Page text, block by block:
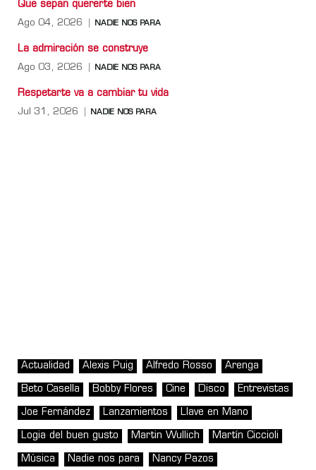
Que sepan quererte bien
Ago 04, 2026 NADIE NOS PARA
La admiración se construye
Ago 03, 2026 NADIE NOS PARA
Respetarte va a cambiar tu vida
Jul 31, 2026 NADIE NOS PARA
Actualidad Alexis Puig Alfredo Rosso Arenga
Beto Casella Bobby Flores Cine Disco Entrevistas
Joe Fernández Lanzamientos Llave en Mano
Logia del buen gusto Martin Wullich Martín Ciccioli
Música Nadie nos para Nancy Pazos